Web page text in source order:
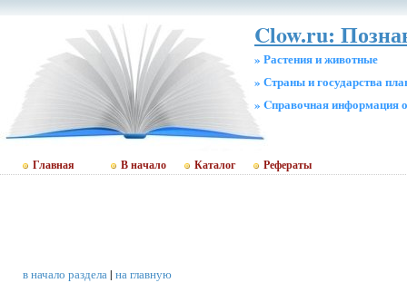
Clow.ru:
» Растения и животные
» Страны и государства
» Cправочная информация
Главная В начало Каталог Рефераты
в начало раздела| на главную